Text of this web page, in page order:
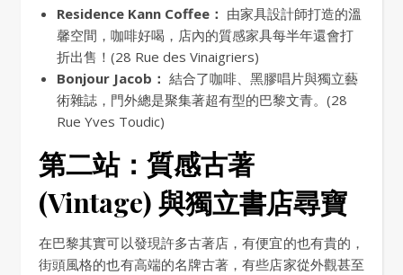
Residence Kann Coffee： 由家具設計師打造的溫
馨空間，咖啡好喝，店內的質感家具每半年還會打
折出售！(28 Rue des Vinaigriers)
Bonjour Jacob： 結合了咖啡、黑膠唱片與獨立藝
術雜誌，門外總是聚集著超有型的巴黎文青。(28
Rue Yves Toudic)
第二站：質感古著
(Vintage) 與獨立書店尋寶
在巴黎其實可以發現許多古著店，有便宜的也有貴的，
街頭風格的也有高端的名牌古著，有些店家從外觀甚至